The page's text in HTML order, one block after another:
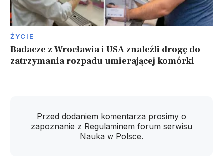
ŻYCIE
Badacze z Wrocławia i USA znaleźli drogę do
zatrzymania rozpadu umierającej komórki
Przed dodaniem komentarza prosimy o
zapoznanie z Regulaminem forum serwisu
Nauka w Polsce.